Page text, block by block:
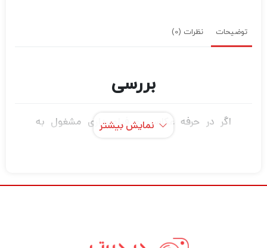
توضیحات نظرات (0)
بررسی
اگر در حرفه عکاسی و فیلمبرداری مشغول به
فیلمبرداری، پهپاد فیلمبرداری، گیمبال دوربین
نمایش بیشتر